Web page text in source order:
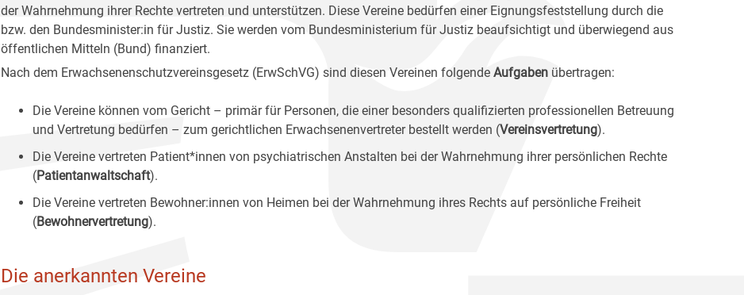
der Wahrnehmung ihrer Rechte vertreten und unterstützen. Diese Vereine bedürfen einer Eignungsfeststellung durch die
bzw. den Bundesminister:in für Justiz. Sie werden vom Bundesministerium für Justiz beaufsichtigt und überwiegend aus
öffentlichen Mitteln (Bund) finanziert.
Nach dem Erwachsenenschutzvereinsgesetz (ErwSchVG) sind diesen Vereinen folgende Aufgaben übertragen:
Die Vereine können vom Gericht – primär für Personen, die einer besonders qualifizierten professionellen Betreuung
und Vertretung bedürfen – zum gerichtlichen Erwachsenenvertreter bestellt werden (Vereinsvertretung).
Die Vereine vertreten Patient*innen von psychiatrischen Anstalten bei der Wahrnehmung ihrer persönlichen Rechte
(Patientanwaltschaft).
Die Vereine vertreten Bewohner:innen von Heimen bei der Wahrnehmung ihres Rechts auf persönliche Freiheit
(Bewohnervertretung).
Die anerkannten Vereine